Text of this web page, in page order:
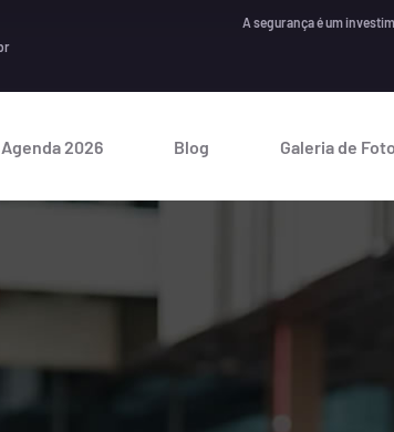
A segurança é um investimento essencial que
Agenda 2026 Blog Galeria de